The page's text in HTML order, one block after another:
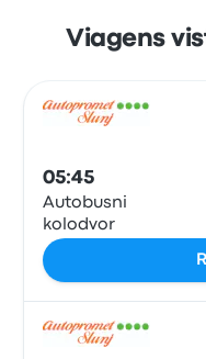
Viagens
05:45
Autobusni
kolodvor